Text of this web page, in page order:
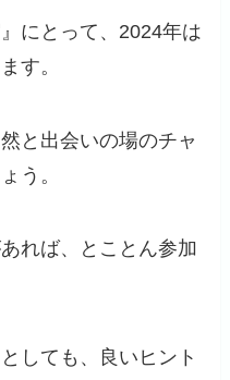
にとって、2024年は
す。
と出会いの場のチャ
う。
れば、とことん参加
しても、良いヒント